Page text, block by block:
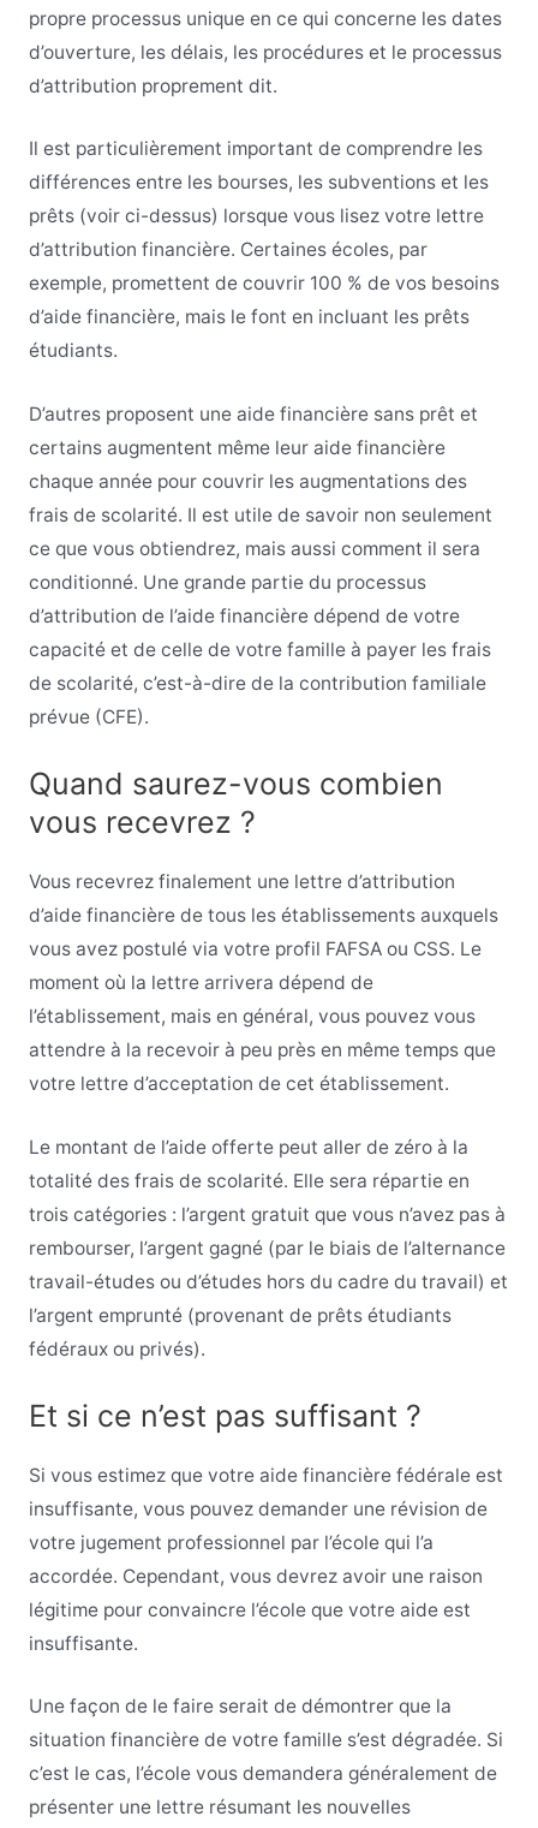
propre processus unique en ce qui concerne les dates
d’ouverture, les délais, les procédures et le processus
d’attribution proprement dit.
Il est particulièrement important de comprendre les
différences entre les bourses, les subventions et les
prêts (voir ci-dessus) lorsque vous lisez votre lettre
d’attribution financière. Certaines écoles, par
exemple, promettent de couvrir 100 % de vos besoins
d’aide financière, mais le font en incluant les prêts
étudiants.
D’autres proposent une aide financière sans prêt et
certains augmentent même leur aide financière
chaque année pour couvrir les augmentations des
frais de scolarité. Il est utile de savoir non seulement
ce que vous obtiendrez, mais aussi comment il sera
conditionné. Une grande partie du processus
d’attribution de l’aide financière dépend de votre
capacité et de celle de votre famille à payer les frais
de scolarité, c’est-à-dire de la contribution familiale
prévue (CFE).
Quand saurez-vous combien
vous recevrez ?
Vous recevrez finalement une lettre d’attribution
d’aide financière de tous les établissements auxquels
vous avez postulé via votre profil FAFSA ou CSS. Le
moment où la lettre arrivera dépend de
l’établissement, mais en général, vous pouvez vous
attendre à la recevoir à peu près en même temps que
votre lettre d’acceptation de cet établissement.
Le montant de l’aide offerte peut aller de zéro à la
totalité des frais de scolarité. Elle sera répartie en
trois catégories : l’argent gratuit que vous n’avez pas à
rembourser, l’argent gagné (par le biais de l’alternance
travail-études ou d’études hors du cadre du travail) et
l’argent emprunté (provenant de prêts étudiants
fédéraux ou privés).
Et si ce n’est pas suffisant ?
Si vous estimez que votre aide financière fédérale est
insuffisante, vous pouvez demander une révision de
votre jugement professionnel par l’école qui l’a
accordée. Cependant, vous devrez avoir une raison
légitime pour convaincre l’école que votre aide est
insuffisante.
Une façon de le faire serait de démontrer que la
situation financière de votre famille s’est dégradée. Si
c’est le cas, l’école vous demandera généralement de
présenter une lettre résumant les nouvelles